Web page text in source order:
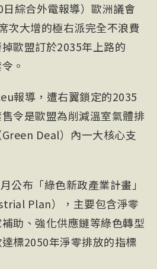
日綜合外電報導）歐洲議會
次大增的極右派完全不浪費
歐盟訂於2035年上路的
。
報導，遭右翼鎖定的2035
令是歐盟為削減溫室氣體排
Deal）內一大核心支
公布「綠色新政產業計畫」
Plan），主要包含淨零
助、強化供應鏈等綠色轉型
標2050年淨零排放的指標